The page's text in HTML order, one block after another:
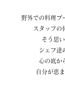
野外での料理ブ
スタッフの
そう思
シェフ達
心の底か
自分が恵